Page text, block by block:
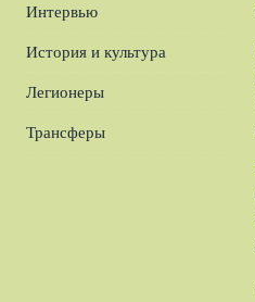
Интервью
История и культура
Легионеры
Трансферы